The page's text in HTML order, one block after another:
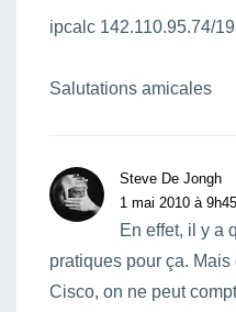
ipcalc 142.110.95.74/19
Salutations amicales
Steve De Jongh
1 mai 2010 à 9h45
En effet, il y a
pratiques pour ça.
Cisco, on ne peut